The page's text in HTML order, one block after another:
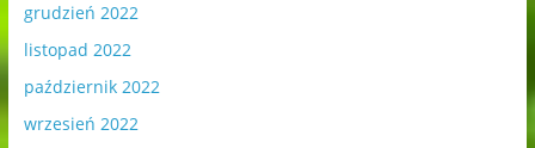
grudzień 2022
listopad 2022
październik 2022
wrzesień 2022